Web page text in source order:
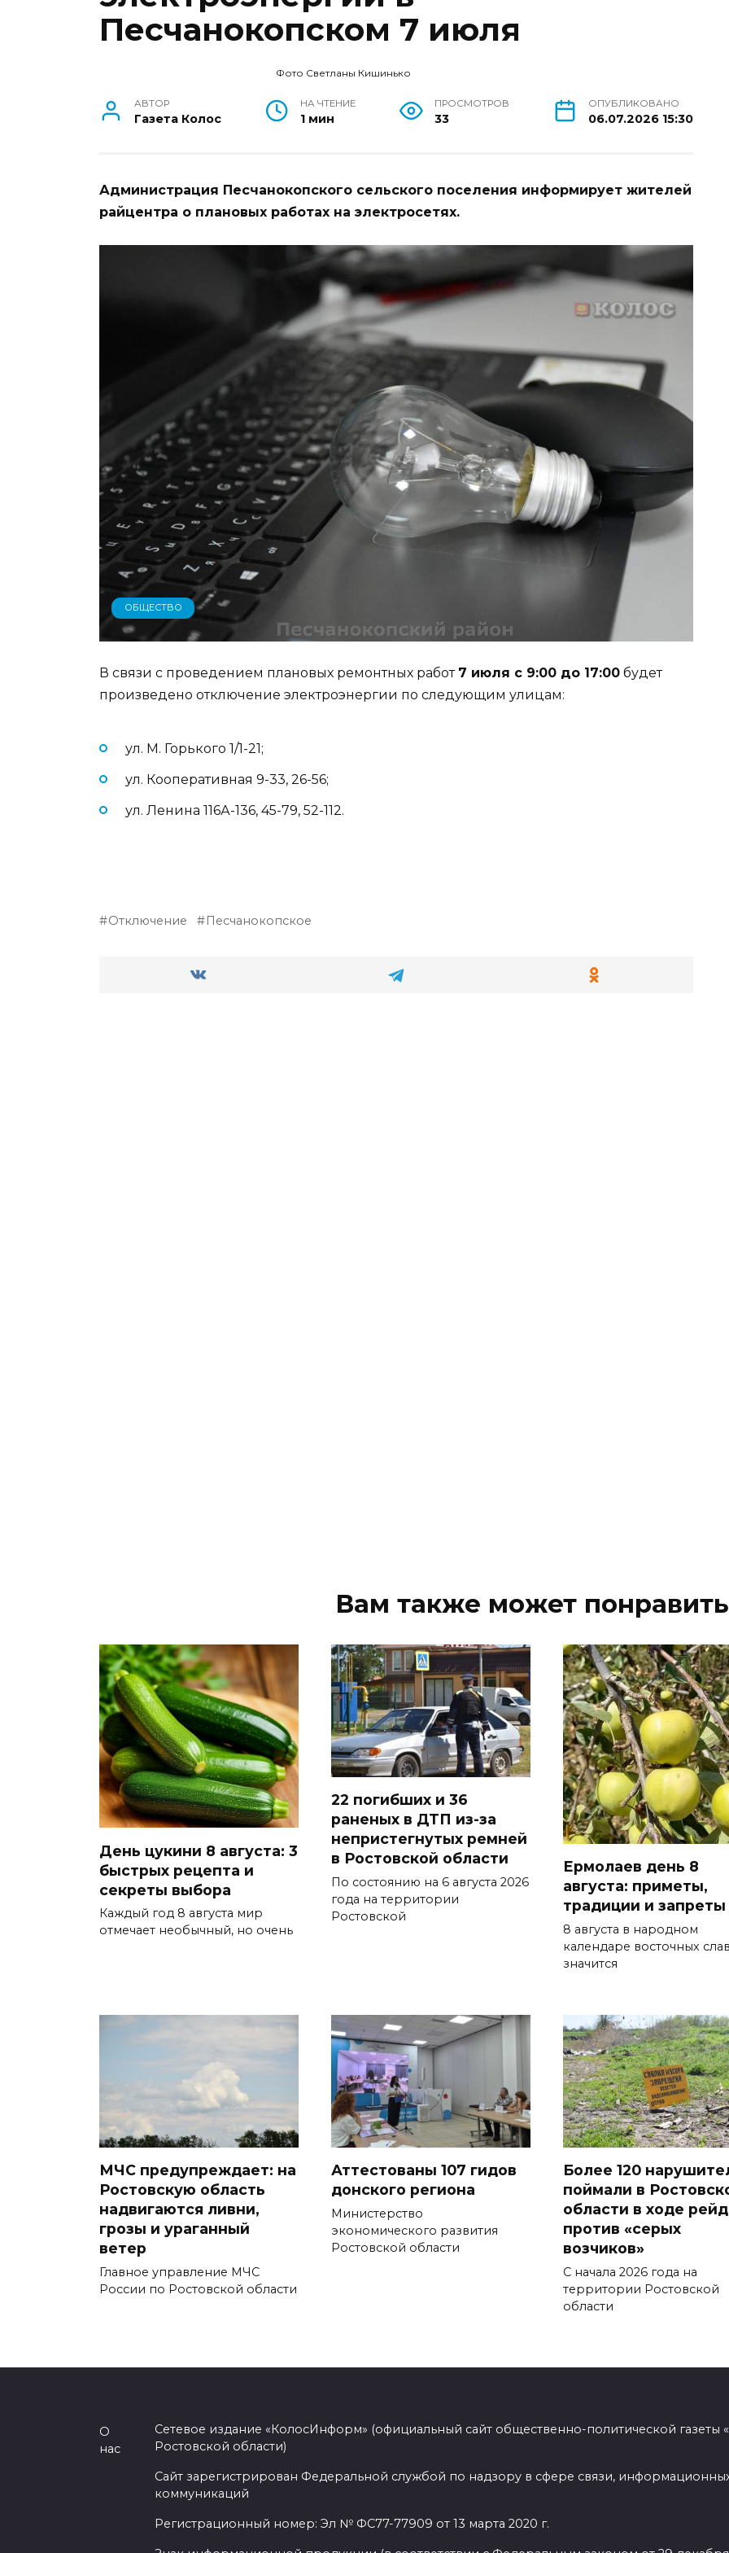
Песчанокопском 7 июля
Фото Светланы Кишинько
АВТОР
Газета Колос
НА ЧТЕНИЕ
1 мин
ПРОСМОТРОВ
33
ОПУБЛИКОВАНО
06.07.2026 15:30
Администрация Песчанокопского сельского поселения информирует жителей
райцентра о плановых работах на электросетях.
ОБЩЕСТВО
В связи с проведением плановых ремонтных работ 7 июля с 9:00 до 17:00 будет
произведено отключение электроэнергии по следующим улицам:
ул. М. Горького 1/1-21;
ул. Кооперативная 9-33, 26-56;
ул. Ленина 116А-136, 45-79, 52-112.
Отключение Песчанокопское
Вам также может
День цукини 8 августа: 3
быстрых рецепта и
секреты выбора
Каждый год 8 августа мир
отмечает необычный, но очень
22 погибших и 36
раненых в ДТП из-за
непристегнутых ремней
в Ростовской области
По состоянию на 6 августа 2026
года на территории
Ростовской
Ермолаев день 8
августа: приметы,
традиции и запреты
8 августа в народном
календаре восточных
значится
МЧС предупреждает: на
Ростовскую область
надвигаются ливни,
грозы и ураганный
ветер
Главное управление МЧС
России по Ростовской области
Аттестованы 107 гидов
донского региона
Министерство
экономического развития
Ростовской области
Более 120
поймали в
области в ходе
против «серых
возчиков»
С начала 2026 года на
территории Ростовской
области
О
нас
Сетевое издание «КолосИнформ» (официальный сайт общественно-политической газеты
Ростовской области)
Сайт зарегистрирован Федеральной службой по надзору в сфере связи,
коммуникаций
Регистрационный номер: Эл № ФС77-77909 от 13 марта 2020 г.